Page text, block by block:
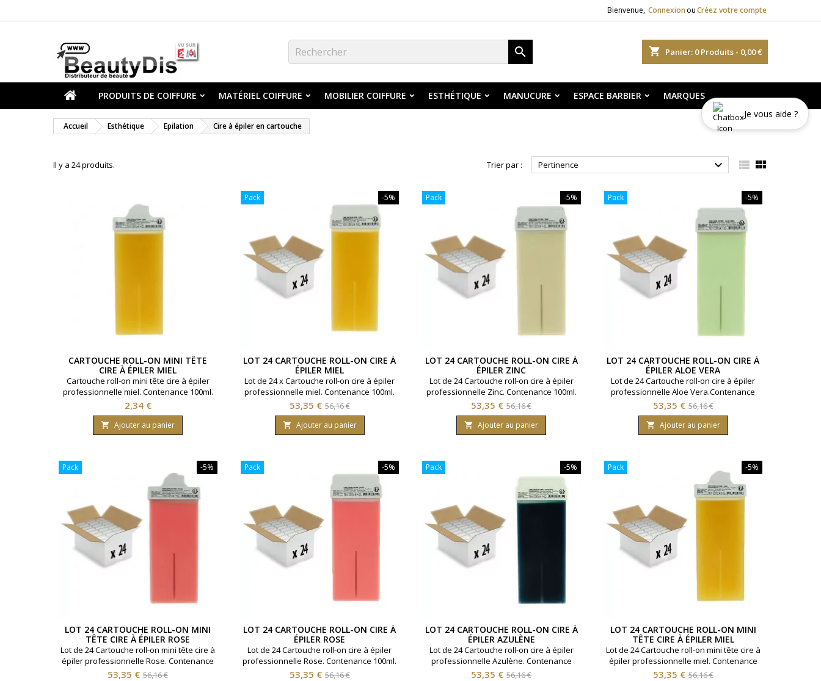
Bienvenue, Connexion ouCréez votre compte
shopping_cart Panier: 0Produits - 0,00 €

PRODUITS DE COIFFURE MATÉRIEL COIFFURE MOBILIER COIFFURE ESTHÉTIQUE MANUCURE ESPACE BARBIER MARQUES
Accueil Esthétique Epilation Cire à épiler en cartouche
Il y a 24 produits. Trier par : Pertinence   
CARTOUCHE ROLL-ON MINI TÊTE
CIRE À ÉPILER MIEL
Cartouche roll-on mini tête cire à épiler
professionnelle miel. Contenance 100ml.
Tous types de peaux.
Prix
2,34 €
 Ajouter au panier
-5%
Pack
LOT 24 CARTOUCHE ROLL-ON CIRE À
ÉPILER MIEL
Lot de 24 x Cartouche roll-on cire à épiler
professionnelle miel. Contenance 100ml.
Tous types de peaux.
Prix
53,35 € Prix
de
base
56,16 €
 Ajouter au panier
-5%
Pack
LOT 24 CARTOUCHE ROLL-ON CIRE À
ÉPILER ZINC
Lot de 24 Cartouche roll-on cire à épiler
professionnelle Zinc. Contenance 100ml.
Pour poils fins et zones très sensibles.
Prix
53,35 € Prix
de
base
56,16 €
 Ajouter au panier
-5%
Pack
LOT 24 CARTOUCHE ROLL-ON CIRE À
ÉPILER ALOE VERA
Lot de 24 Cartouche roll-on cire à épiler
professionnelle Aloe Vera.Contenance
100ml. Pour peaux sensibles.
Prix
53,35 € Prix
de
base
56,16 €
 Ajouter au panier
-5%
Pack
LOT 24 CARTOUCHE ROLL-ON MINI
TÊTE CIRE À ÉPILER ROSE
Lot de 24 Cartouche roll-on mini tête cire à
épiler professionnelle Rose. Contenance
100ml. Pour peaux sensibles.
Prix
53,35 € Prix
56,16 €
-5%
Pack
LOT 24 CARTOUCHE ROLL-ON CIRE À
ÉPILER ROSE
Lot de 24 Cartouche roll-on cire à épiler
professionnelle Rose. Contenance 100ml.
Pour peaux sensibles.
Prix
53,35 € Prix
56,16 €
-5%
Pack
LOT 24 CARTOUCHE ROLL-ON CIRE À
ÉPILER AZULÈNE
Lot de 24 Cartouche roll-on cire à épiler
professionnelle Azulène. Contenance
100ml. Pour peaux sensibles.
Prix
53,35 € Prix
56,16 €
-5%
Pack
LOT 24 CARTOUCHE ROLL-ON MINI
TÊTE CIRE À ÉPILER MIEL
Lot de 24 Cartouche roll-on mini tête cire à
épiler professionnelle miel. Contenance
100ml. Tous types de peaux.
Prix
53,35 € Prix
56,16 €
Je vous aide ?